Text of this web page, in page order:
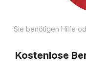
Sie benötigen Hilfe
Kostenlose